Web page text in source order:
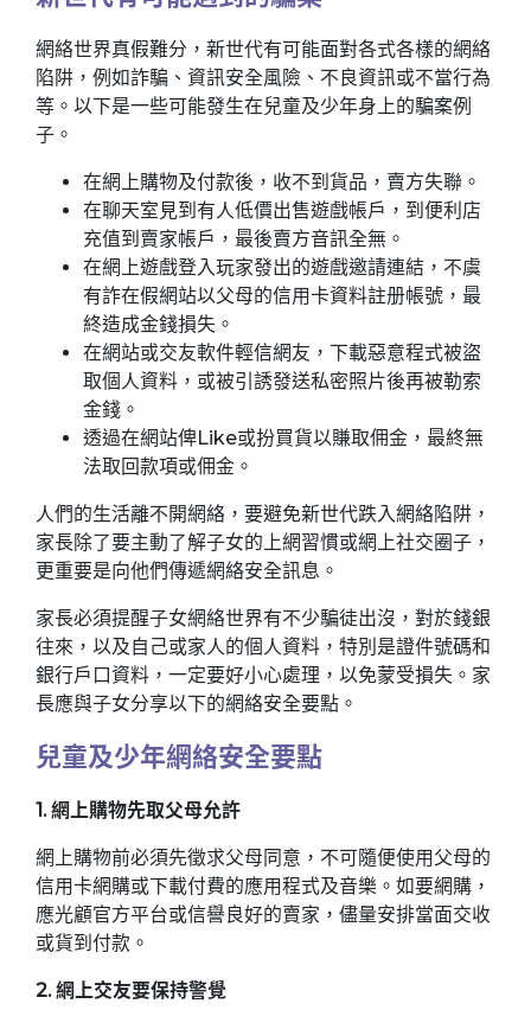
網絡世界真假難分，新世代有可能面對各式各樣的網絡
陷阱，例如詐騙、資訊安全風險、不良資訊或不當行為
等。以下是一些可能發生在兒童及少年身上的騙案例
子。
在網上購物及付款後，收不到貨品，賣方失聯。
在聊天室見到有人低價出售遊戲帳戶，到便利店
充值到賣家帳戶，最後賣方音訊全無。
在網上遊戲登入玩家發出的遊戲邀請連結，不虞
有詐在假網站以父母的信用卡資料註册帳號，最
終造成金錢損失。
在網站或交友軟件輕信網友，下載惡意程式被盜
取個人資料，或被引誘發送私密照片後再被勒索
金錢。
透過在網站俾Like或扮買貨以賺取佣金，最終無
法取回款項或佣金。
人們的生活離不開網絡，要避免新世代跌入網絡陷阱，
家長除了要主動了解子女的上網習慣或網上社交圈子，
更重要是向他們傳遞網絡安全訊息。
家長必須提醒子女網絡世界有不少騙徒出沒，對於錢銀
往來，以及自己或家人的個人資料，特別是證件號碼和
銀行戶口資料，一定要好小心處理，以免蒙受損失。家
長應與子女分享以下的網絡安全要點。
兒童及少年網絡安全要點
1. 網上購物先取父母允許
網上購物前必須先徵求父母同意，不可隨便使用父母的
信用卡網購或下載付費的應用程式及音樂。如要網購，
應光顧官方平台或信譽良好的賣家，儘量安排當面交收
或貨到付款。
2. 網上交友要保持警覺